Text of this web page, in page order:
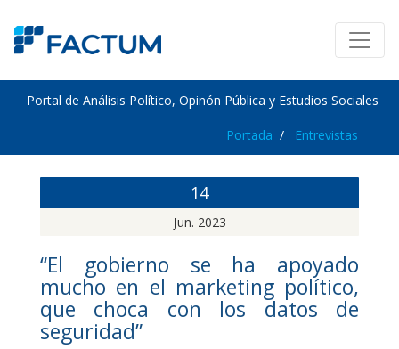
Portal de Análisis Político, Opinón Pública y Estudios Sociales
Portada Entrevistas
14
Jun. 2023
“El gobierno se ha apoyado
mucho en el marketing político,
que choca con los datos de
seguridad”